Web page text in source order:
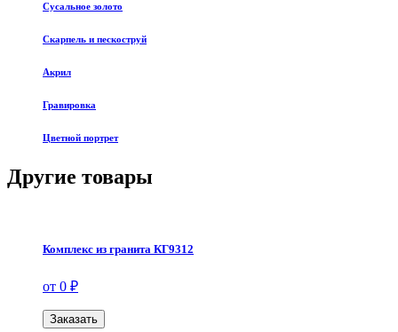
Сусальное золото
Скарпель и пескоструй
Акрил
Гравировка
Цветной портрет
Другие товары
Комплекс из гранита КГ9312
от 0 ₽
Заказать